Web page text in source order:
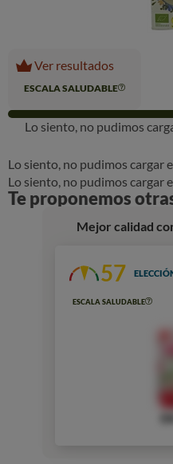
Ver resultados
ESCALA SALUDABLE
Lo siento, no pudimos
Lo siento, no pudimos cargar
Lo siento, no pudimos cargar
Te proponemos
Mejor calidad
57
ESCALA SALUDABLE